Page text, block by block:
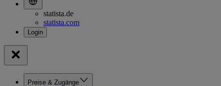
statista.de
statista.com
Preise & Zugänge